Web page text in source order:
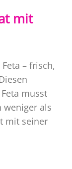
mit
– frisch,
musst
weniger als
mit seiner